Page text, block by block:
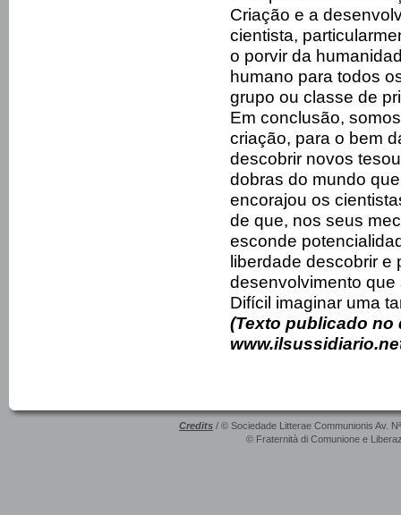
Criação e a
cientista,
o porvir da
humano para todos
grupo ou classe de
Em conclusão,
criação, para o bem
descobrir novos
dobras do mundo
encorajou os
de que, nos seus
esconde
liberdade descobrir e
desenvolvimento que
Difícil imaginar uma
(Texto publicado no
Credits / © Sociedade Litterae Communionis Av.
© Fraternità di Comunione e